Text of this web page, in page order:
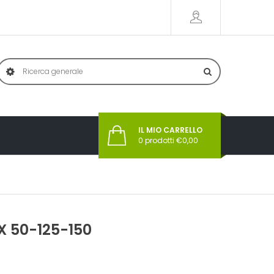
IL MIO CARRELLO
0 prodotti €0,00
50-125-150